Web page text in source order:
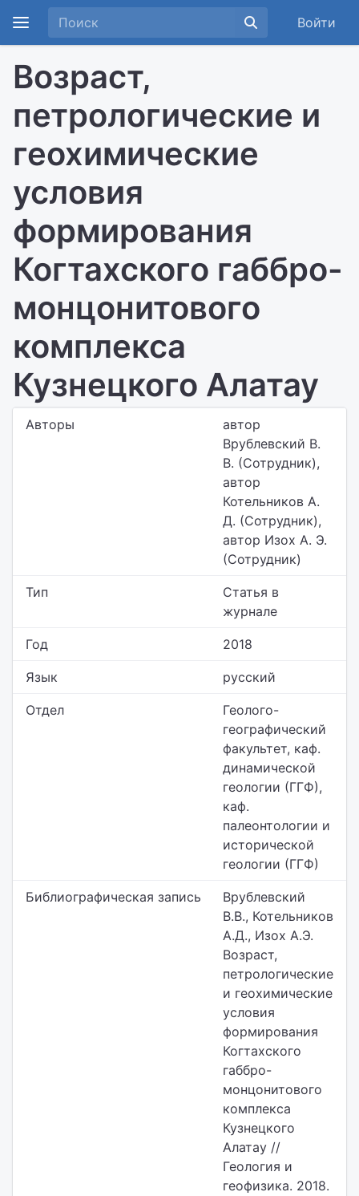
Войти
Возраст,
петрологические и
геохимические
условия
формирования
Когтахского габбро-
монцонитового
комплекса
Кузнецкого Алатау
Авторы
автор
Врублевский В.
В. (Сотрудник),
автор
Котельников А.
Д. (Сотрудник),
автор Изох А. Э.
(Сотрудник)
Тип
Статья в
журнале
Год 2018
Язык русский
Отдел
Геолого-
географический
факультет, каф.
динамической
геологии (ГГФ),
каф.
палеонтологии и
исторической
геологии (ГГФ)
Библиографическая запись
Врублевский
В.В., Котельников
А.Д., Изох А.Э.
Возраст,
петрологические
и геохимические
условия
формирования
Когтахского
габбро-
монцонитового
комплекса
Кузнецкого
Алатау //
Геология и
геофизика. 2018.